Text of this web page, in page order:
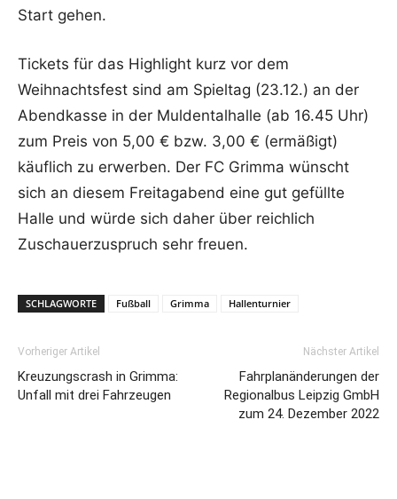
Start gehen.
Tickets für das Highlight kurz vor dem
Weihnachtsfest sind am Spieltag (23.12.) an der
Abendkasse in der Muldentalhalle (ab 16.45 Uhr)
zum Preis von 5,00 € bzw. 3,00 € (ermäßigt)
käuflich zu erwerben. Der FC Grimma wünscht
sich an diesem Freitagabend eine gut gefüllte
Halle und würde sich daher über reichlich
Zuschauerzuspruch sehr freuen.
SCHLAGWORTE Fußball Grimma Hallenturnier
Vorheriger Artikel
Kreuzungscrash in Grimma:
Unfall mit drei Fahrzeugen
Nächster Artikel
Fahrplanänderungen der
Regionalbus Leipzig GmbH
zum 24. Dezember 2022